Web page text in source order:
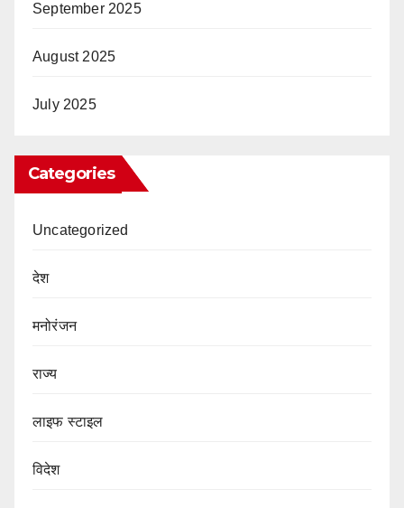
September 2025
August 2025
July 2025
Categories
Uncategorized
देश
मनोरंजन
राज्य
लाइफ स्टाइल
विदेश